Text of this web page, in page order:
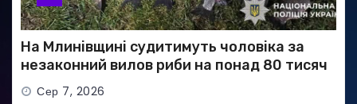
На Млинівщині судитимуть чоловіка за
незаконний вилов риби на понад 80 тисяч
гривень
Сер 7, 2026